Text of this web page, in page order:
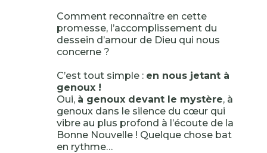
Comment reconnaître en cette
promesse, l’accomplissement du
dessein d’amour de Dieu qui nous
concerne ?
C’est tout simple : en nous jetant à
genoux !
Oui, à genoux devant le mystère, à
genoux dans le silence du cœur qui
vibre au plus profond à l’écoute de la
Bonne Nouvelle ! Quelque chose bat
en rythme…